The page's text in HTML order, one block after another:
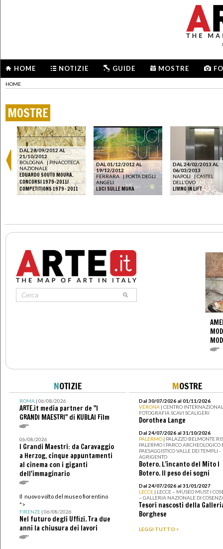
HOME NOTIZIE GUIDE MOSTRE
HOME
MOSTRE
DAL 28/09/2012 AL
21/10/2012
BOLOGNA
| PINACOTECA
NAZIONALE
EDUARDO SOUTO MOURA.
CONCORSI 1979–2011/
COMPETITIONS 1979– 2011
DAL 01/12/2012 AL
19/12/2012
FERRARA |PORTA DEGLI
ANGELI
LUCI SULLE MURA
DAL 24/02/2013 AL
06/03/2013
NAPOLI
|CASTEL
DELL'OVO
LIVING IN LIFT
NOTIZIE
ROMA| 06/08/2026
ARTE.it media partner de "I
GRANDI MAESTRI" di KUBLAI Film
06/08/2026
I Grandi Maestri: da Caravaggio
a Herzog, cinque appuntamenti
al cinema con i giganti
dell'immaginario
Il nuovo volto del museo fiorentino
">
FIRENZE| 06/08/2026
Nel futuro degli Uffizi. Tra due
anni la chiusura dei lavori
MOSTRE
Dal 30/07/2026 al 01/11/2026
VERONA | CENTRO
FOTOGRAFIA SCAVI SCALIGERI
Dorothea Lange
Dal 24/07/2026 al 31/10/2026
PALERMO | PALAZZO BELMONTE
PALERMO I PARCO ARCHEOLOGICO
PAESAGGISTICO VALLE DEI TEMPLI -
AGRIGENTO
Botero. L’incanto del Mito I
Botero. Il peso dei sogni
Dal 24/07/2026 al 31/01/2027
LECCE | LECCE – MUSEO MUST I
– GALLERIA NAZIONALE DI
Tesori nascosti della
Borghese
LEGGI TUTTO >